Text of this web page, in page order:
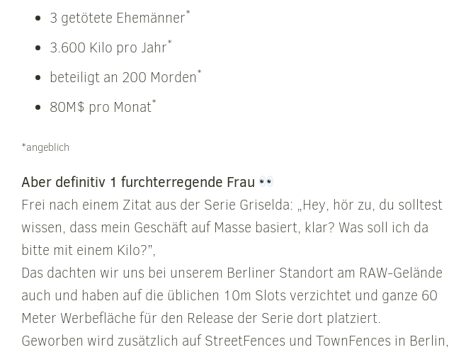
3 getötete Ehemänner*
3.600 Kilo pro Jahr*
beteiligt an 200 Morden*
80M$ pro Monat*
*angeblich
Aber definitiv 1 furchterregende Frau
Frei nach einem Zitat aus der Serie Griselda: „Hey, hör zu, du solltest
wissen, dass mein Geschäft auf Masse basiert, klar? Was soll ich da
bitte mit einem Kilo?”,
Das dachten wir uns bei unserem Berliner Standort am RAW-Gelände
auch und haben auf die üblichen 10m Slots verzichtet und ganze 60
Meter Werbefläche für den Release der Serie dort platziert.
Geworben wird zusätzlich auf StreetFences und TownFences in Berlin,